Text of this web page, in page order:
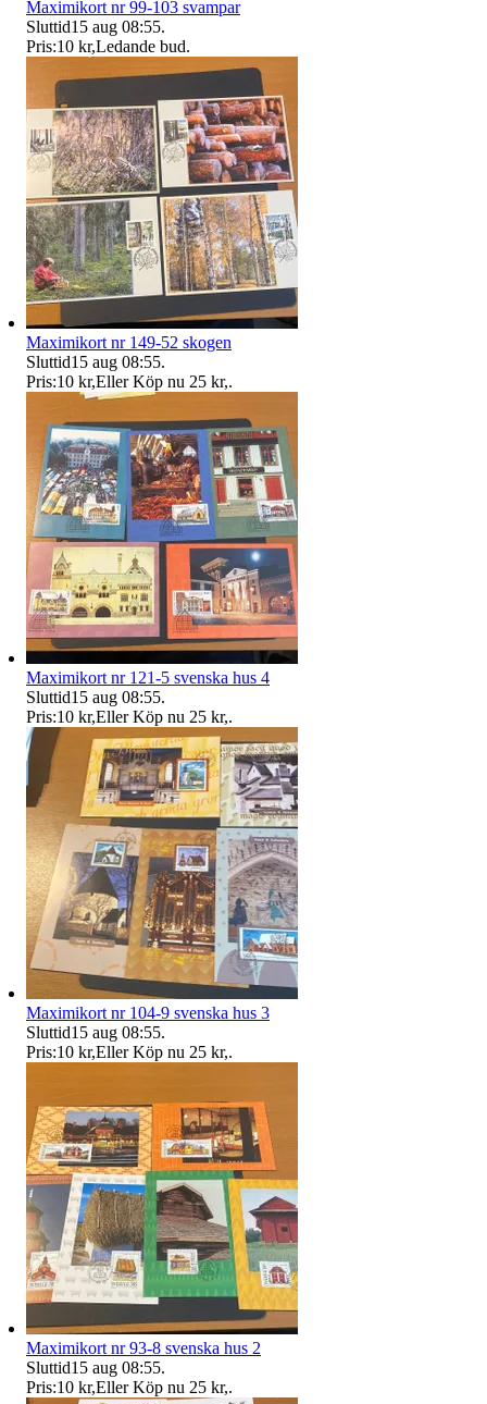
Maximikort nr 99-103 svampar
Sluttid15 aug 08:55.
Pris:10 kr,Ledande bud.
Maximikort nr 149-52 skogen
Sluttid15 aug 08:55.
Pris:10 kr,Eller Köp nu 25 kr,.
Maximikort nr 121-5 svenska hus 4
Sluttid15 aug 08:55.
Pris:10 kr,Eller Köp nu 25 kr,.
Maximikort nr 104-9 svenska hus 3
Sluttid15 aug 08:55.
Pris:10 kr,Eller Köp nu 25 kr,.
Maximikort nr 93-8 svenska hus 2
Sluttid15 aug 08:55.
Pris:10 kr,Eller Köp nu 25 kr,.